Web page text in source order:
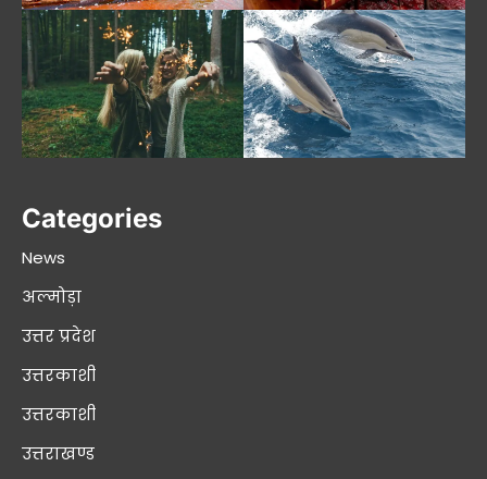
Categories
News
अल्मोड़ा
उत्तर प्रदेश
उत्तरकाशी
उत्तरकाशी
उत्तराखण्ड